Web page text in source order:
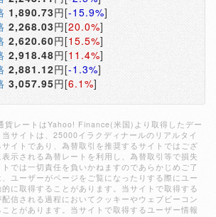
1,890.73円[-15.9%]
2,268.03円[20.0%]
2,620.60円[15.5%]
2,918.48円[11.4%]
2,881.12円[-1.3%]
3,057.95円[6.1%]
貨レートはYahoo! Finance(米国)より取得したデー
サイトは、25000イラクディナールのリアルタイ
イトであり、為替取引を推奨するサイトではござ
示される為替レートを利用し、為替取引等で損失
では一切責任を負いかねますのであらかじめご了
ユーザーがページをご覧になったりする際にユー
に取得することがあります。当サイトで取得する
信される過程においてクッキーやウェブビーコン
とがあります。当サイトで取得するユーザー情報